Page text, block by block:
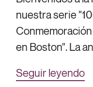
nuestra serie
en Boston". La
Seguir leyendo